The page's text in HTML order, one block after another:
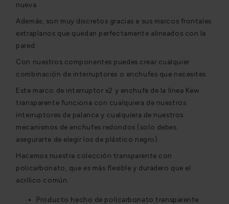
nueva.
Además, son muy discretos gracias a sus marcos frontales
extraplanos que quedan perfectamente alineados con la
pared.
Con nuestros componentes puedes crear cualquier
combinación de interruptores o enchufes que necesites.
Este marco de interruptor x2 y enchufe de la línea Kew
transparente funciona con cualquiera de nuestros
interruptores de palanca y cualquiera de nuestros
mecanismos de enchufes redondos (solo debes
asegurarte de elegir los de plástico negro).
Hacemos nuestra colección transparente con
policarbonato, que es más flexible y duradero que el
acrílico común.
Producto hecho de policarbonato transparente